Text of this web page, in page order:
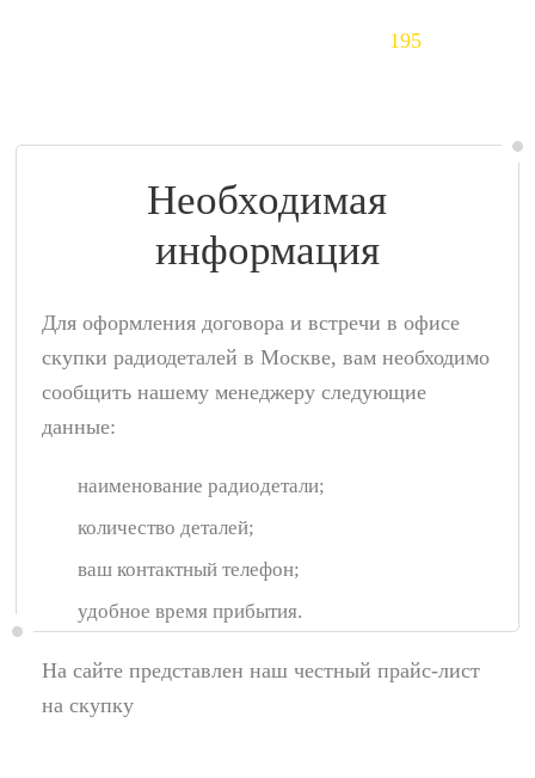
195
Необходимая
информация
Для оформления договора и встречи в офисе
скупки радиодеталей в Москве, вам необходимо
сообщить нашему менеджеру следующие
данные:
наименование радиодетали;
количество деталей;
ваш контактный телефон;
удобное время прибытия.
На сайте представлен наш честный прайс-лист
на скупку